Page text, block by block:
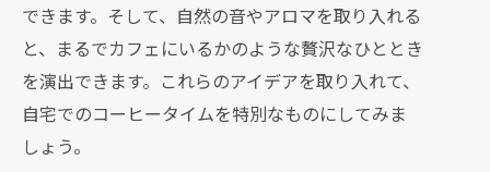
イクアイデア
特別なコーヒーで季節の移り変わりを
楽しむ方法
自宅で手軽に季節を味わう！通販コーヒー
の選び方ガイド
できます。そして、自然の音やアロマを取り入れる
と、まるでカフェにいるかのような贅沢なひととき
を演出できます。これらのアイデアを取り入れて、
自宅でのコーヒータイムを特別なものにしてみま
しょう。